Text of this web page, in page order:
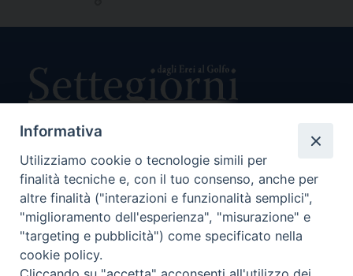
Direttore Responsabile Giuseppe Rabita
Direttore Amministrativo Salvatore Bruno
Editore e Proprietà Opera di Religione della Diocesi di Piazza
Armerina,
Via Cammarata, 21 – Piazza Armerina
P. I. 01121870867
Autorizzazione Tribunale di Enna n. 113 del 24/2/2007
Informativa
Utilizziamo cookie o tecnologie simili per
finalità tecniche e, con il tuo consenso, anche per
altre finalità ("interazioni e funzionalità semplici",
"miglioramento dell'esperienza", "misurazione" e
"targeting e pubblicità") come specificato nella
cookie policy.